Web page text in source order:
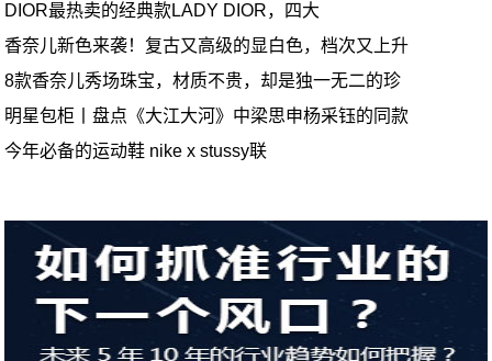
DIOR最热卖的经典款LADY DIOR，四大
香奈儿新色来袭！复古又高级的显白色，档次又上升
8款香奈儿秀场珠宝，材质不贵，却是独一无二的珍
明星包柜丨盘点《大江大河》中梁思申杨采钰的同款
今年必备的运动鞋 nike x stussy联